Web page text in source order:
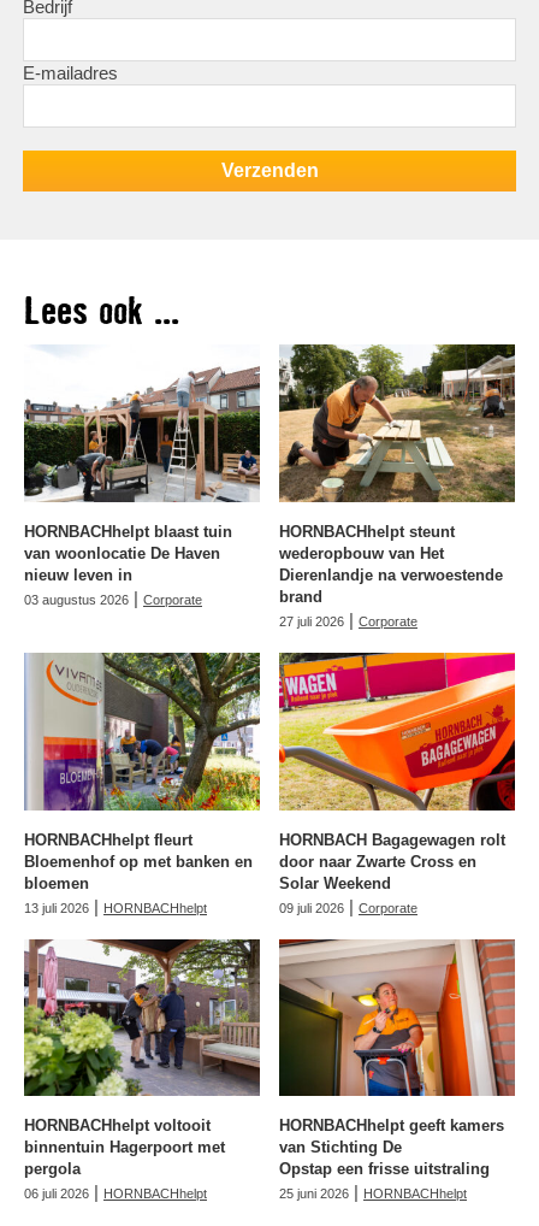
Bedrijf
E-mailadres
Lees ook ...
HORNBACHhelpt blaast tuin
van woonlocatie De Haven
nieuw leven in
03 augustus 2026 | Corporate
HORNBACHhelpt steunt
wederopbouw van Het
Dierenlandje na verwoestende
brand
27 juli 2026 | Corporate
HORNBACHhelpt fleurt
Bloemenhof op met banken en
bloemen
13 juli 2026 | HORNBACHhelpt
HORNBACH Bagagewagen rolt
door naar Zwarte Cross en
Solar Weekend
09 juli 2026 | Corporate
HORNBACHhelpt voltooit
binnentuin Hagerpoort met
pergola
06 juli 2026 | HORNBACHhelpt
HORNBACHhelpt geeft kamers
van Stichting De
Opstap een frisse uitstraling
25 juni 2026 | HORNBACHhelpt